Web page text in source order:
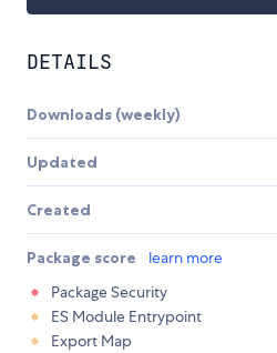
DETAILS
Downloads (weekly)
Updated
Created
Package score learn more
Package Security
ES Module Entrypoint
Export Map